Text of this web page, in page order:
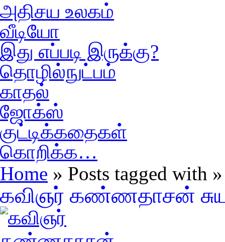
அதிசய உலகம்
வீடியோ
இது எப்படி இருக்கு?
தொழில்நுட்பம்
காதல்
ஜோக்ஸ்
குட்டிக்கதைகள்
கொறிக்க…
Home » Posts tagged with
கவிஞர் கண்ணதாசன்